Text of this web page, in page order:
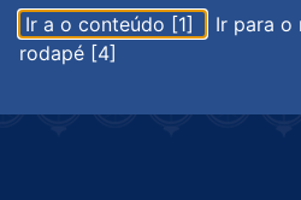
Ir a o conteúdo [1] Ir para o
rodapé [4]